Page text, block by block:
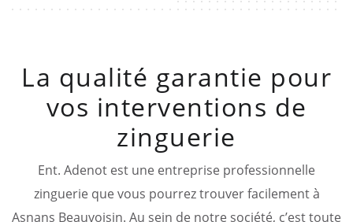
La qualité garantie pour
vos interventions de
zinguerie
Ent. Adenot est une entreprise professionnelle
zinguerie que vous pourrez trouver facilement à
Asnans Beauvoisin. Au sein de notre société, c’est toute